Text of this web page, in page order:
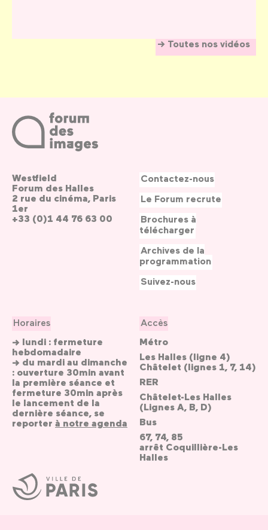
Toutes nos vidéos
Ville
de
Paris
Westfield
Forum des Halles
2 rue du cinéma, Paris
1er
+33 (0)1 44 76 63 00
Horaires
→ lundi : fermeture
hebdomadaire
→ du mardi au dimanche
: ouverture 30min avant
la première séance et
fermeture 30min après
le lancement de la
dernière séance, se
reporter à notre agenda
Accès
Métro
Les Halles (ligne 4)
Châtelet (lignes 1, 7, 14)
RER
Châtelet-Les Halles
(Lignes A, B, D)
Bus
67, 74, 85
arrêt Coquillière-Les
Halles
Contactez-nous
Le Forum recrute
Brochures à
télécharger
Archives de la
programmation
Suivez-nous